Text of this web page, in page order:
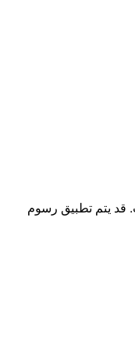
قد يتم تطبيق رسوم